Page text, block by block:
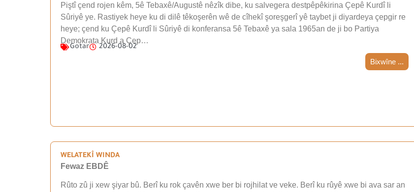
Piştî çend rojen kêm, 5ê Tebaxê/Augustê nêzîk dibe, ku salvegera destpêpêkirina Çepê Kurdî li
Sûriyê ye. Rastiyek heye ku di dilê têkoşerên wê de cîhekî şoreşgerî yê taybet ji diyardeya çepgir re
heye; çend ku Çepê Kurdî li Sûriyê di konferansa 5ê Tebaxê ya sala 1965an de ji bo Partiya
Demokrata Kurd a Çep…
Gotar 2026-08-02
Bixwîne ...
WELATEKÎ WINDA
Fewaz EBDÊ
Rûto zû ji xew şiyar bû. Berî ku rok çavên xwe ber bi rojhilat ve veke. Berî ku rûyê xwe bi ava sar an